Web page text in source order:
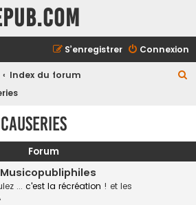
Connexion
S’enregistrer
Index du forum
r
Forum
... c'est la récréation ! et les